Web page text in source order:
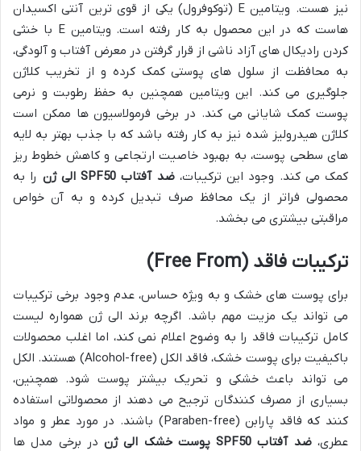
نیز هست. ویتامین E (توکوفرول) یکی از قوی ترین آنتی اکسیدان
هاست که در این محصول به کار رفته است. ویتامین E با خنثی
کردن رادیکال های آزاد ناشی از قرار گرفتن در معرض آفتاب و آلودگی،
به محافظت از سلول های پوستی کمک کرده و از تخریب کلاژن
جلوگیری می کند. این ویتامین همچنین به حفظ رطوبت و نرمی
پوست کمک شایانی می کند. در برخی فرمولاسیون ها ممکن است
کلاژن هیدرولیز شده نیز به کار رفته باشد که با جذب بهتر به لایه
های سطحی پوست، به بهبود خاصیت ارتجاعی و کاهش خطوط ریز
کمک می کند. وجود این ترکیبات،ضد آفتاب SPF50 الی ژن
را به
محصولی فراتر از یک محافظ صرف تبدیل کرده و به آن خواص
مراقبتی بیشتری می بخشد.
ترکیبات فاقد (Free From)
برای پوست های خشک و به ویژه حساس، عدم وجود برخی ترکیبات
می تواند یک مزیت مهم باشد. اگرچه برند الی ژن همواره لیست
کامل ترکیبات فاقد را به وضوح اعلام نمی کند، اما اغلب محصولات
باکیفیت برای پوست خشک، فاقد الکل (Alcohol-free) هستند. الکل
می تواند باعث خشکی و تحریک بیشتر پوست شود. همچنین،
بسیاری از مصرف کنندگان ترجیح می دهند از محصولاتی استفاده
کنند که فاقد پارابن (Paraben-free) باشند. در مورد عطر و مواد
عطری،ضد آفتاب SPF50 پوست خشک الی ژن
در برخی مدل ها